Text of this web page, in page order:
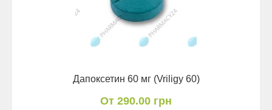
Дапоксетин 60 мг (Vriligy 60)
От 290.00 грн